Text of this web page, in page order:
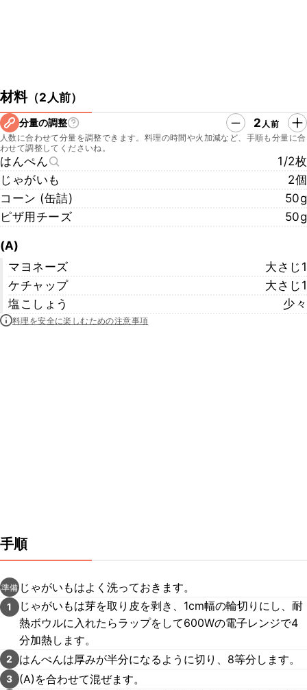
材料（2人前）
分量の調整 2 人前
人数に合わせて分量を調整できます。料理の時間や火加減など、手順も分量に合
わせて調整してくださいね。
はんぺん
1/2枚
じゃがいも
2個
コーン (缶詰)
50g
ピザ用チーズ
50g
(A)
マヨネーズ
大さじ1
ケチャップ
大さじ1
塩こしょう
少々
料理を安全に楽しむための注意事項
手順
準備 じゃがいもはよく洗っておきます。
1
じゃがいもは芽を取り皮を剥き、1cm幅の輪切りにし、耐
熱ボウルに入れたらラップをして600Wの電子レンジで4
分加熱します。
2 はんぺんは厚みが半分になるように切り、8等分します。
3 (A)を合わせて混ぜます。